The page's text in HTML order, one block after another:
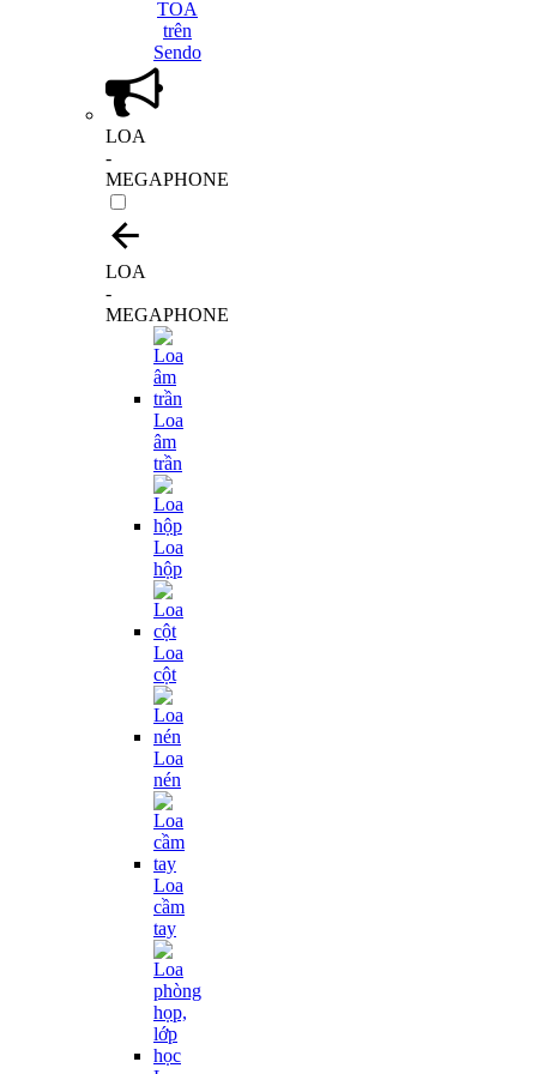
LOA
-
MEGAPHONE
LOA
-
MEGAPHONE
Loa
âm
trần
Loa
hộp
Loa
cột
Loa
nén
Loa
cầm
tay